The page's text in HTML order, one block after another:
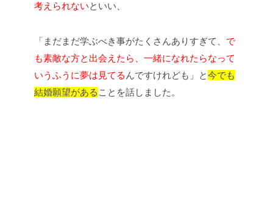
考えられないといい、
「まだまだ学ぶべき事がたくさんありすぎて、 で
も素敵な方と出会えたら、一緒になれたらなって
いうふうに夢は見てる んですけれども」と今でも
結婚願望がある ことを話しました。